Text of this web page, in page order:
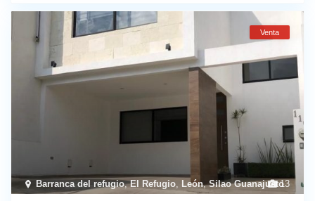
13
Barranca del refugio,El Refugio León,Silao Guanajuato
Venta